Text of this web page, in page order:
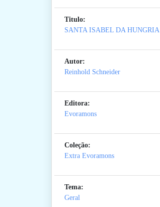
Titulo:
SANTA ISABEL DA HUNGRIA
Autor:
Reinhold Schneider
Editora:
Evoramons
Coleção:
Extra Evoramons
Tema:
Geral